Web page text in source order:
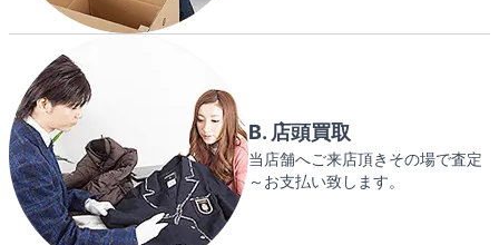
B. 店頭買取
当店舗へご来店頂きその場で査定
～お支払い致します。